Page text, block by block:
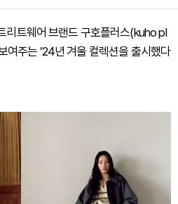
리트웨어 브랜드 구호플러스(kuho pl
여주는 ’24년 겨울 컬렉션을 출시했다